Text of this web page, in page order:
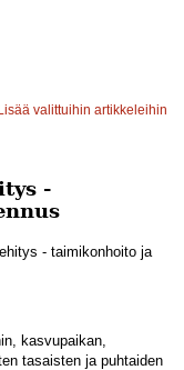
Lisää valittuihin artikkeleihin
-
- taimikonhoito ja
kasvupaikan,
tasaisten ja puhtaiden